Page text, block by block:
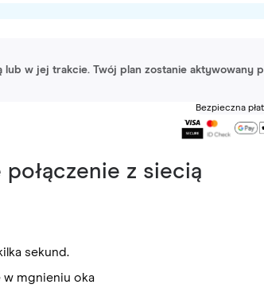
w jej trakcie. Twój plan zostanie aktywowany
Bezpieczna
z siecią
sekund.
w mgnieniu oka